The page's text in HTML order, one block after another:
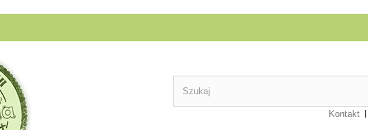
Kontakt